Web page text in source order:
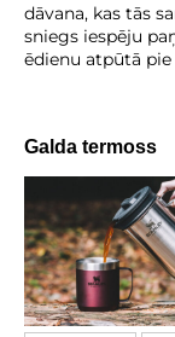
dāvana, kas tās
sniegs iespēju
ēdienu atpūtā pie
Galda termoss